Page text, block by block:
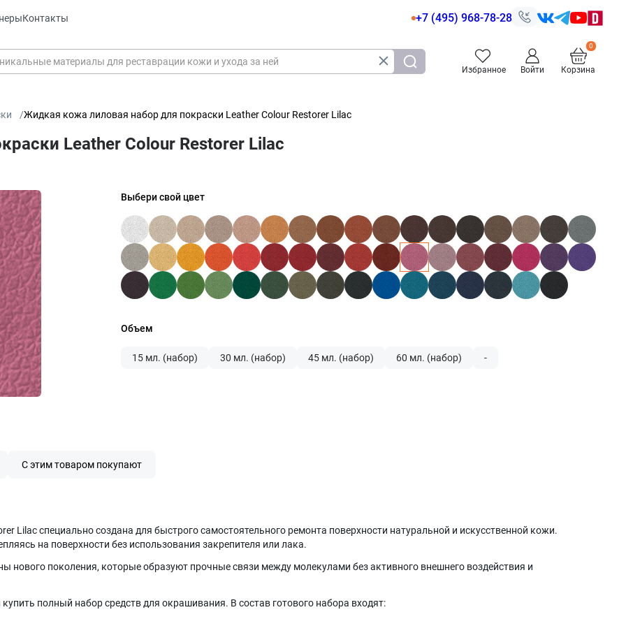
Контакты +7 (495) 968-78-28
Избранное Войти Корзина
Жидкая кожа лиловая набор для покраски Leather Colour Restorer Lilac
Leather Colour Restorer Lilac
Выбери свой цвет
Объем
15 мл. (набор) 30 мл. (набор) 45 мл. (набор) 60 мл. (набор) -
С этим товаром покупают
Lilac специально создана для быстрого самостоятельного ремонта поверхности натуральной и искусственной кожи.
на поверхности без использования закрепителя или лака.
поколения, которые образуют прочные связи между молекулами без активного внешнего воздействия и
полный набор средств для окрашивания. В состав готового набора входят: